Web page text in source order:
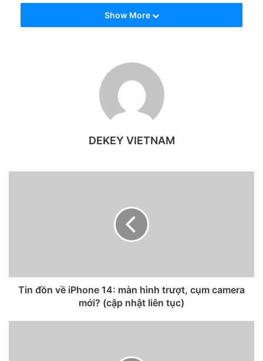
Bên cạnh đó, Apple cũng đã mua lại ứng dụng Dark Sky, sử
Đầu tiên bạn hãy cập nhật ứng dụng Weather (thời tiết) lên
phiên bản mới nhất thông qua App Store. Khi hoàn tất,
người dùng chỉ cần mở ứng dụng và bấm vào biểu tượng
bản đồ ở góc trái bên dưới màn hình.
Show More
DEKEY VIETNAM
Tin đồn về iPhone 14: màn hình trượt, cụm camera
mới? (cập nhật liên tục)